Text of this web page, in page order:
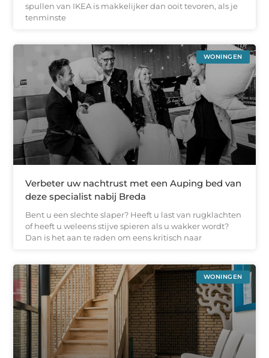
spullen van IKEA is makkelijker dan ooit tevoren, als je
tenminste
WONINGEN
Verbeter uw nachtrust met een Auping bed van
deze specialist nabij Breda
Bent u een slechte slaper? Heeft u last van rugklachten
of heeft u weleens stijve spieren als u wakker wordt?
Dan is het aan te raden om eens kritisch naar
WONINGEN